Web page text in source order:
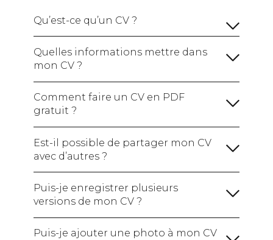
Qu’est-ce qu’un CV ?
Quelles informations mettre dans
mon CV ?
Vos informations personnelles :
Un titre de CV :Le nom du poste que vous
visez, indispensable pour que le recruteur
comprenne bien votre profil d’un coup d’oeil.
Comment faire un CV en PDF
gratuit ?
Est-il possible de partager mon CV
avec d’autres ?
Puis-je enregistrer plusieurs
versions de mon CV ?
Puis-je ajouter une photo à mon CV